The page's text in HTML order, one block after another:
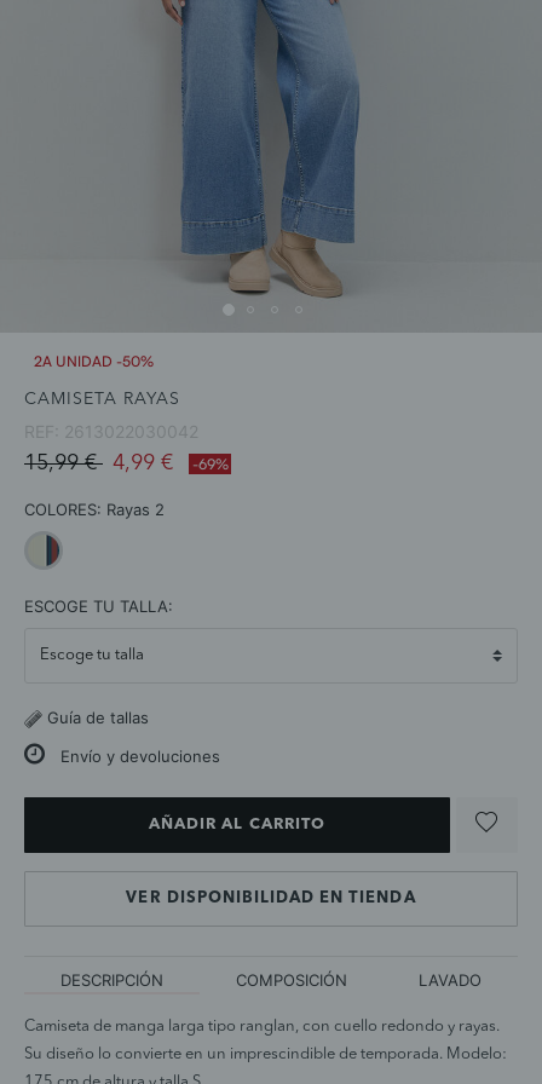
2A UNIDAD -50%
CAMISETA RAYAS
REF: 2613022030042
Price reduced from
15,99 €to4,99 € -69%
COLORES: Rayas 2
ESCOGE TU TALLA:
Guía de tallas
Envío y devoluciones
AÑADIR AL CARRITO
VER DISPONIBILIDAD EN TIENDA
DESCRIPCIÓN COMPOSICIÓN LAVADO
Camiseta de manga larga tipo ranglan, con cuello redondo y rayas.
Su diseño lo convierte en un imprescindible de temporada. Modelo: